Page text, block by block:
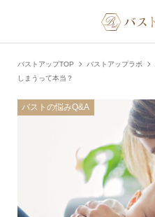
バストアップTOP バストアップラボ
しまうって本当？
バストの悩みQ&A